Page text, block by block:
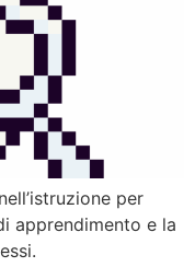
per
apprendimento e la